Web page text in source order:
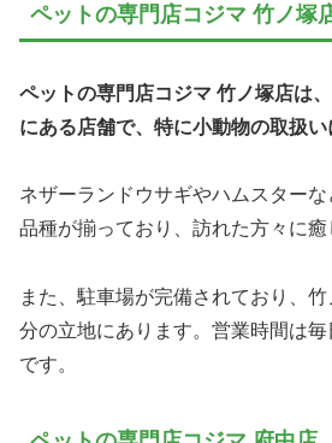
ペットの専門店コジマ 竹ノ塚
ペットの専門店コジマ 竹ノ塚店は
にある店舗で、特に小動物の取扱い
ネザーランドウサギやハムスター
品種が揃っており、訪れた方々に癒
また、駐車場が完備されており、
分の立地にあります。営業時間は
です。